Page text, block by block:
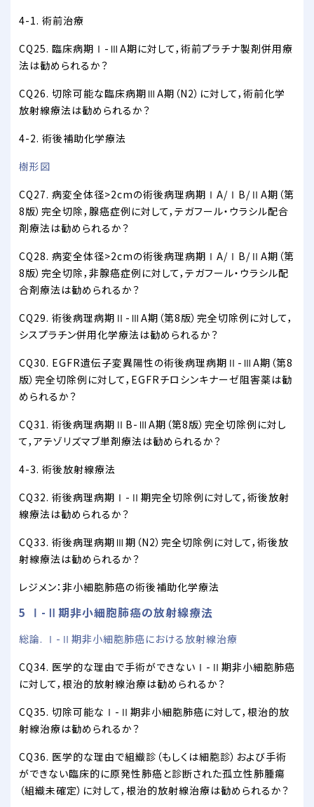
4-1. 術前治療
CQ25. 臨床病期Ⅰ-ⅢA期に対して，術前プラチナ製剤併用療
法は勧められるか？
CQ26. 切除可能な臨床病期ⅢA期（N2）に対して，術前化学
放射線療法は勧められるか？
4-2. 術後補助化学療法
樹形図
CQ27. 病変全体径>2cmの術後病理病期ⅠA/ⅠB/ⅡA期（第
8版）完全切除，腺癌症例に対して，テガフール・ウラシル配合
剤療法は勧められるか？
CQ28. 病変全体径>2cmの術後病理病期ⅠA/ⅠB/ⅡA期（第
8版）完全切除，非腺癌症例に対して，テガフール・ウラシル配
合剤療法は勧められるか？
CQ29. 術後病理病期Ⅱ-ⅢA期（第8版）完全切除例に対して，
シスプラチン併用化学療法は勧められるか？
CQ30. EGFR遺伝子変異陽性の術後病理病期Ⅱ-ⅢA期（第8
版）完全切除例に対して，EGFRチロシンキナーゼ阻害薬は勧
められるか？
CQ31. 術後病理病期ⅡB-ⅢA期（第8版）完全切除例に対し
て，アテゾリズマブ単剤療法は勧められるか？
4-3. 術後放射線療法
CQ32. 術後病理病期Ⅰ-Ⅱ期完全切除例に対して，術後放射
線療法は勧められるか？
CQ33. 術後病理病期Ⅲ期（N2）完全切除例に対して，術後放
射線療法は勧められるか？
レジメン：非小細胞肺癌の術後補助化学療法
5 Ⅰ-Ⅱ期非小細胞肺癌の放射線療法
総論. Ⅰ-Ⅱ期非小細胞肺癌における放射線治療
CQ34. 医学的な理由で手術ができないⅠ-Ⅱ期非小細胞肺癌
に対して，根治的放射線治療は勧められるか？
CQ35. 切除可能なⅠ-Ⅱ期非小細胞肺癌に対して，根治的放
射線治療は勧められるか？
CQ36. 医学的な理由で組織診（もしくは細胞診）および手術
ができない臨床的に原発性肺癌と診断された孤立性肺腫瘍
（組織未確定）に対して，根治的放射線治療は勧められるか？